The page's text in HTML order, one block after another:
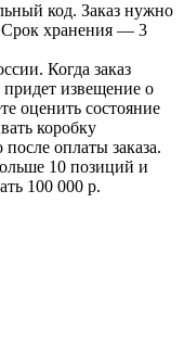
код. Заказ нужно
Срок хранения — 3
Когда заказ
придет извещение о
оценить состояние
коробку
оплаты заказа.
10 позиций и
100 000 р.